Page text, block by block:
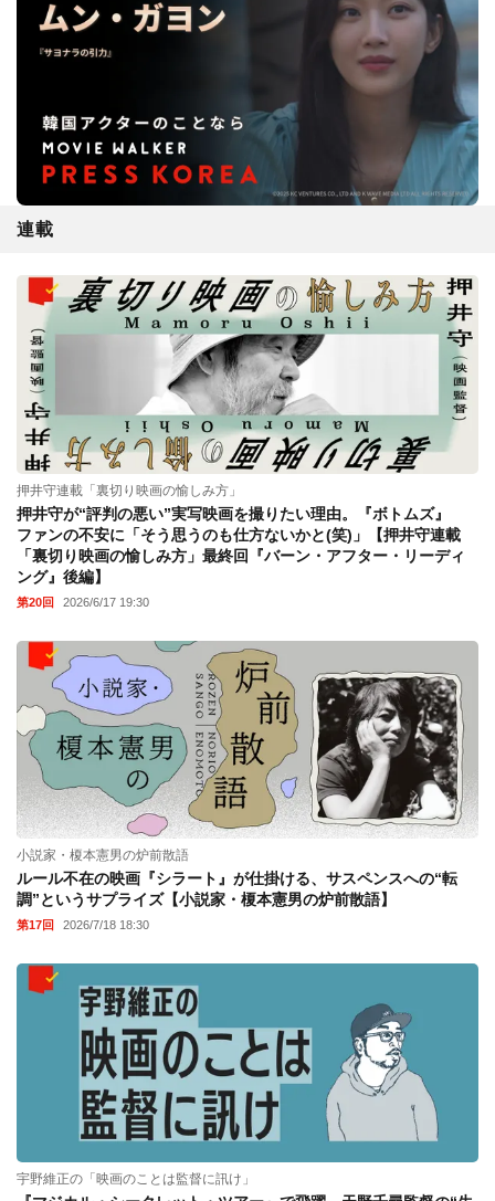
連載
押井守連載「裏切り映画の愉しみ方」
押井守が“評判の悪い”実写映画を撮りたい理由。『ボトムズ』
ファンの不安に「そう思うのも仕方ないかと(笑)」【押井守連載
「裏切り映画の愉しみ方」最終回『バーン・アフター・リーディ
ング』後編】
第20回 2026/6/17 19:30
小説家・榎本憲男の炉前散語
ルール不在の映画『シラート』が仕掛ける、サスペンスへの“転
調”というサプライズ【小説家・榎本憲男の炉前散語】
第17回 2026/7/18 18:30
宇野維正の「映画のことは監督に訊け」